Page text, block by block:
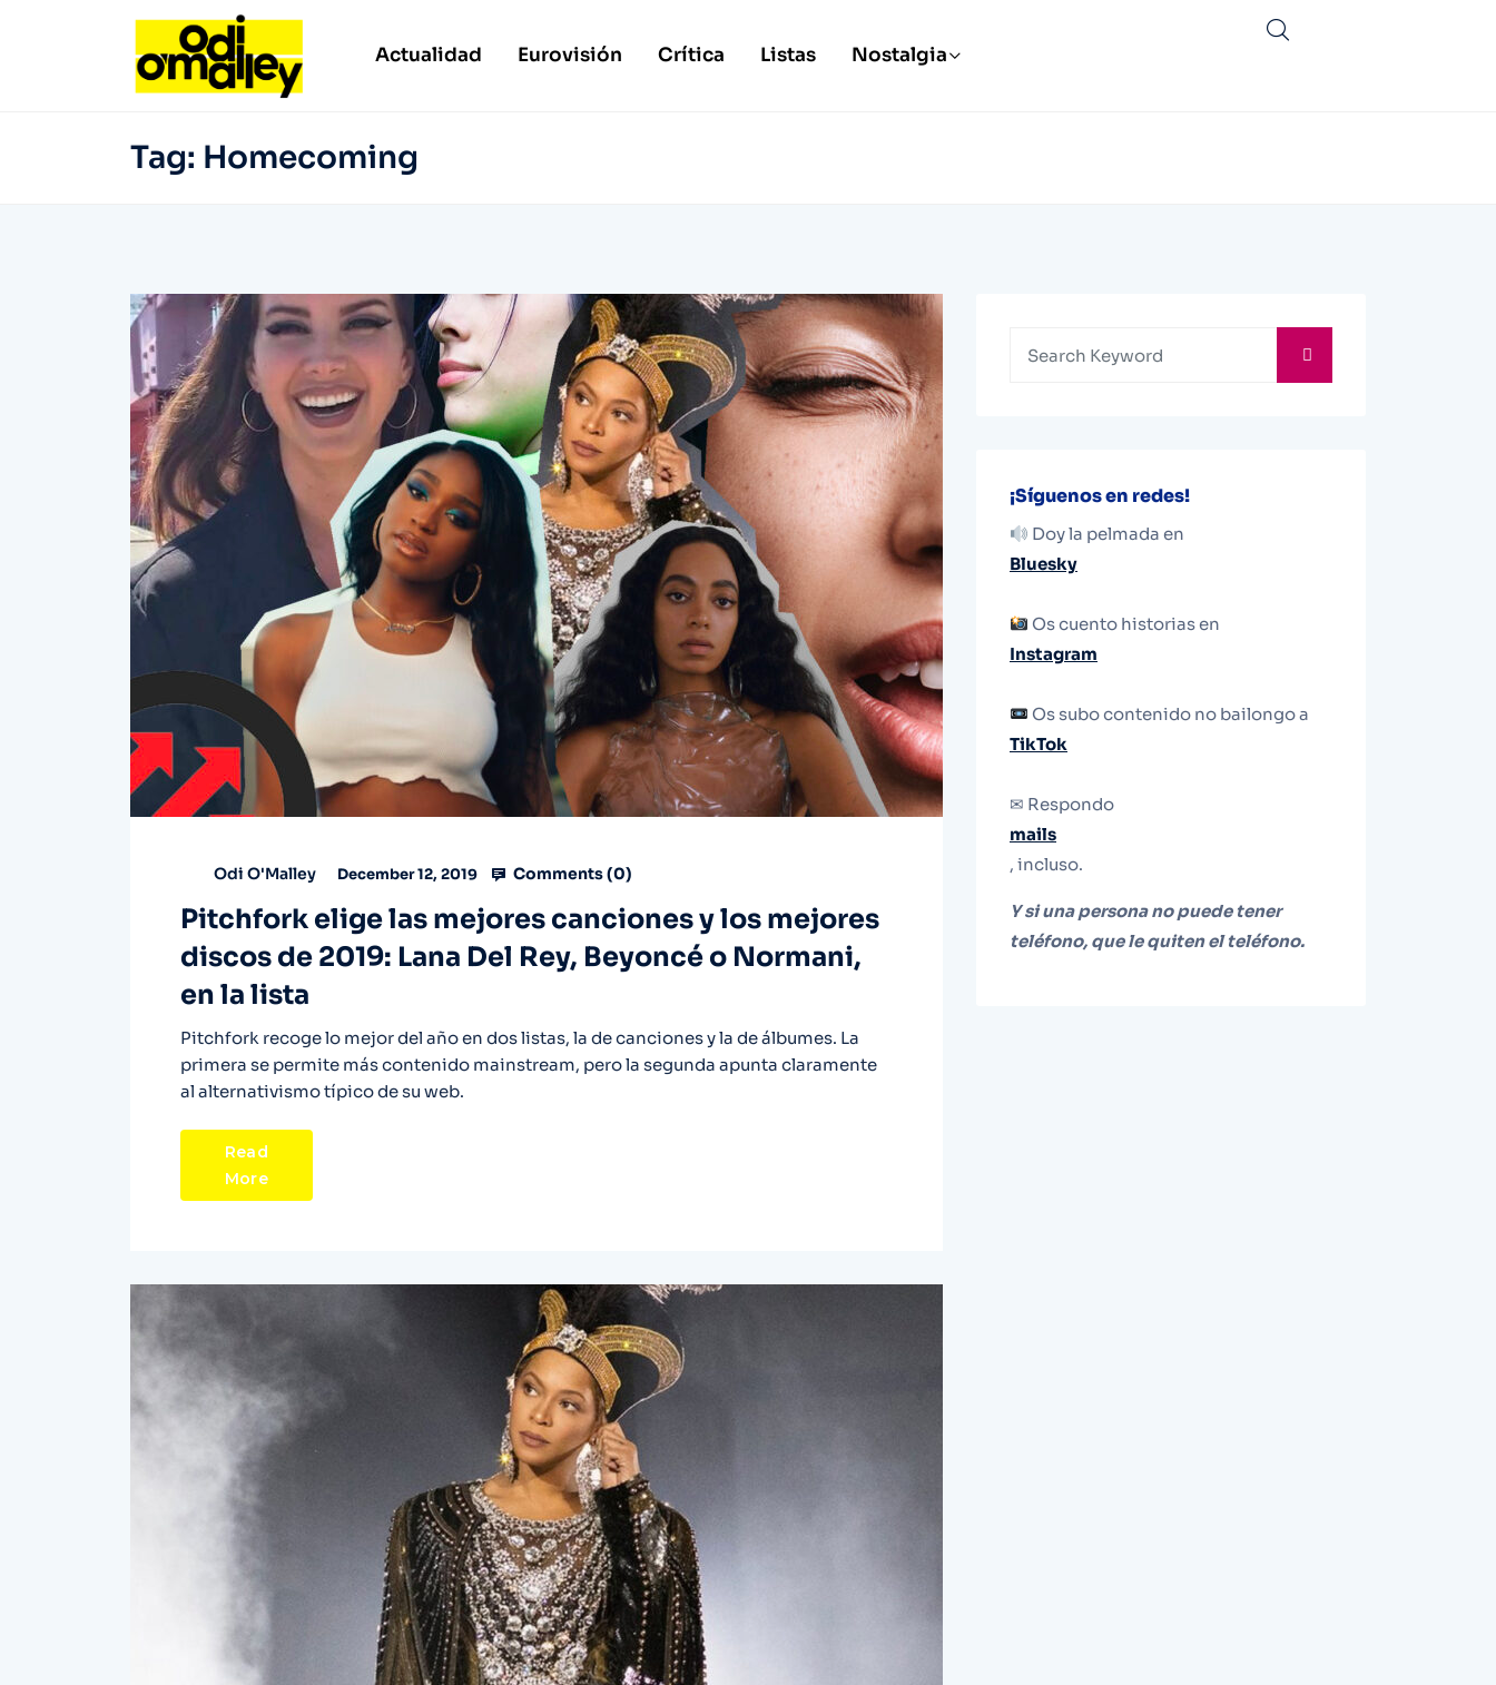
Actualidad Eurovisión Crítica Listas Nostalgia
Tag: Homecoming
Odi O'Malley December 12, 2019 Comments (0)
Pitchfork elige las mejores canciones y los mejores
discos de 2019: Lana Del Rey, Beyoncé o Normani,
en la lista
Pitchfork recoge lo mejor del año en dos listas, la de canciones y la de álbumes. La
primera se permite más contenido mainstream, pero la segunda apunta claramente
al alternativismo típico de su web.
Read
More
¡Síguenos en redes!
Doy la pelmada en
Bluesky
Os cuento historias en
Instagram
Os subo contenido no bailongo a
TikTok
✉ Respondo
mails
, incluso.
Y si una persona no puede tener
teléfono, que le quiten el teléfono.